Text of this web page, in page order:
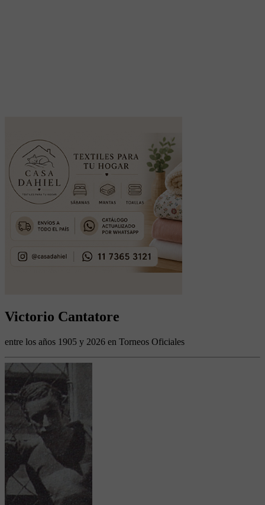
Victorio Cantatore
entre los años 1905 y 2026 en Torneos Oficiales